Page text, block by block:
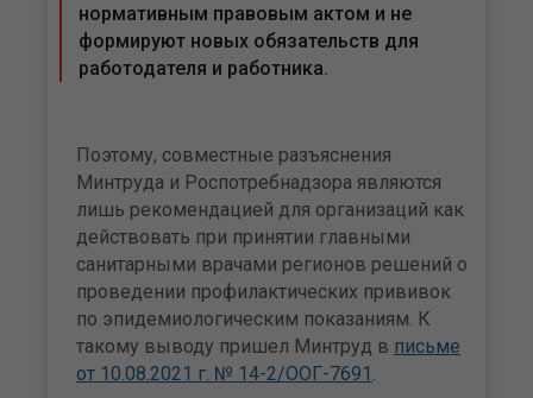
нормативным правовым актом и не
формируют новых обязательств для
работодателя и работника.
Поэтому, совместные разъяснения
Минтруда и Роспотребнадзора являются
лишь рекомендацией для организаций как
действовать при принятии главными
санитарными врачами регионов решений о
проведении профилактических прививок
по эпидемиологическим показаниям. К
такому выводу пришел Минтруд в письме
от 10.08.2021 г. № 14-2/ООГ-7691